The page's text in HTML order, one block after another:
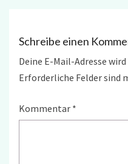
Schreibe einen
Deine E-Mail-Adresse
Erforderliche Felder sind
Kommentar *